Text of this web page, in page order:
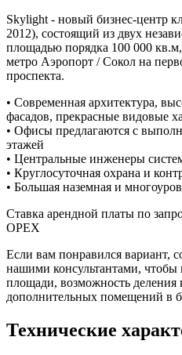
Skylight - новый бизнес-центр
2012), состоящий из двух
площадью порядка 100 000
метро Аэропорт / Сокол на
проспекта.
• Современная архитектура,
фасадов, прекрасные видовые
• Офисы предлагаются с
этажей
• Центральные инженеры
• Круглосуточная охрана и
• Большая наземная и
Ставка арендной платы по
ОРЕХ
Если вам понравился вариант,
нашими консультантами, чтобы
площади, возможность деления
дополнительных помещений в
Технические